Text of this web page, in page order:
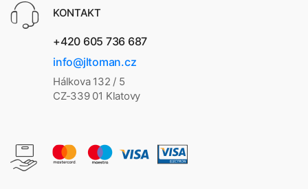
KONTAKT
+420 605 736 687
info@jltoman.cz
Hálkova 132 / 5
CZ-339 01 Klatovy